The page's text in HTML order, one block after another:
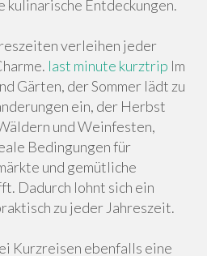
kulinarische Entdeckungen.
verleihen jeder
last minute kurztrip Im
Gärten, der Sommer lädt zu
ein, der Herbst
und Weinfesten,
Bedingungen für
und gemütliche
Dadurch lohnt sich ein
zu jeder Jahreszeit.
Kurzreisen ebenfalls eine